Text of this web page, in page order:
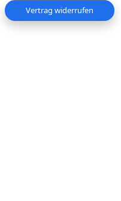
Vertrag widerrufen